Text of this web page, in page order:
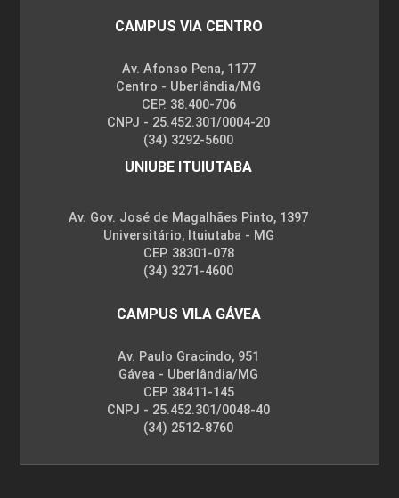
CAMPUS VIA CENTRO
Av. Afonso Pena, 1177
Centro - Uberlândia/MG
CEP. 38.400-706
CNPJ - 25.452.301/0004-20
(34) 3292-5600
UNIUBE ITUIUTABA
Av. Gov. José de Magalhães Pinto, 1397
Universitário, Ituiutaba - MG
CEP. 38301-078
(34) 3271-4600
CAMPUS VILA GÁVEA
Av. Paulo Gracindo, 951
Gávea - Uberlândia/MG
CEP. 38411-145
CNPJ - 25.452.301/0048-40
(34) 2512-8760